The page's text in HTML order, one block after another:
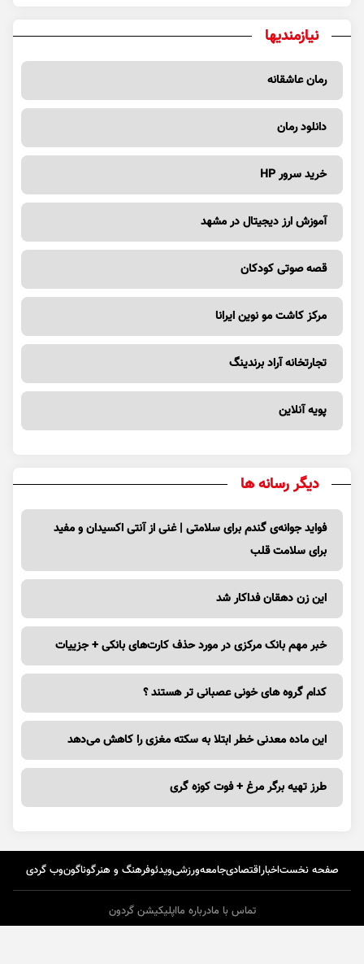
نیازمندیها
رمان عاشقانه
دانلود رمان
خرید سرور HP
آموزش ارز دیجیتال در مشهد
قصه صوتی کودکان
مرکز کاشت مو نوین ایرانا
تجارتخانه آراد برندینگ
پویه آنلاین
دیگر رسانه ها
فواید جوانه‌ی گندم برای سلامتی | غنی از آنتی اکسیدان و مفید
برای سلامت قلب
این زن دهقان فداکار شد
خبر مهم بانک مرکزی در مورد حذف کارت‌های بانکی + جزییات
کدام گروه های خونی عصبانی تر هستند ؟
این ماده معدنی خطر ابتلا به سکته مغزی را کاهش می‌دهد
طرز تهیه برگر مرغ + فوت کوزه گری
صفحه نخستاخباراقتصادیجامعهورزشیویدئوفرهنگ و هنرگوناگونوب گردی
تماس با مادرباره مااپلیکیشن گردون